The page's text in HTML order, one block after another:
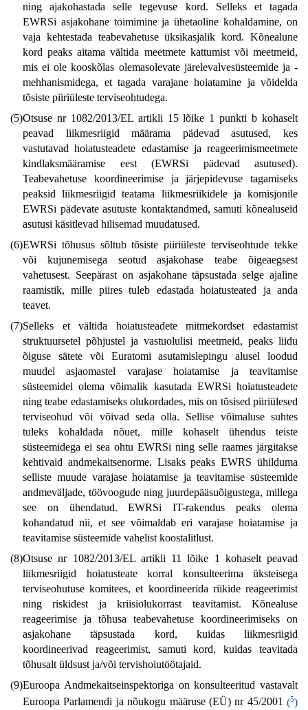
ning ajakohastada selle tegevuse kord. Selleks et tagada
EWRSi asjakohane toimimine ja ühetaoline kohaldamine, on
vaja kehtestada teabevahetuse üksikasjalik kord. Kõnealune
kord peaks aitama vältida meetmete kattumist või meetmeid,
mis ei ole kooskõlas olemasolevate järelevalvesüsteemide ja -
mehhanismidega, et tagada varajane hoiatamine ja võidelda
tõsiste piiriüleste terviseohtudega.
(5)Otsuse nr 1082/2013/EL artikli 15 lõike 1 punkti b kohaselt
peavad liikmesriigid määrama pädevad asutused, kes
vastutavad hoiatusteadete edastamise ja reageerimismeetmete
kindlaksmääramise eest (EWRSi pädevad asutused).
Teabevahetuse koordineerimise ja järjepidevuse tagamiseks
peaksid liikmesriigid teatama liikmesriikidele ja komisjonile
EWRSi pädevate asutuste kontaktandmed, samuti kõnealuseid
asutusi käsitlevad hilisemad muudatused.
(6)EWRSi tõhusus sõltub tõsiste piiriüleste terviseohtude tekke
või kujunemisega seotud asjakohase teabe õigeaegsest
vahetusest. Seepärast on asjakohane täpsustada selge ajaline
raamistik, mille piires tuleb edastada hoiatusteated ja anda
teavet.
(7)Selleks et vältida hoiatusteadete mitmekordset edastamist
struktuursetel põhjustel ja vastuolulisi meetmeid, peaks liidu
õiguse sätete või Euratomi asutamislepingu alusel loodud
muudel asjaomastel varajase hoiatamise ja teavitamise
süsteemidel olema võimalik kasutada EWRSi hoiatusteadete
ning teabe edastamiseks olukordades, mis on tõsised piiriülesed
terviseohud või võivad seda olla. Sellise võimaluse suhtes
tuleks kohaldada nõuet, mille kohaselt ühendus teiste
süsteemidega ei sea ohtu EWRSi ning selle raames järgitakse
kehtivaid andmekaitsenorme. Lisaks peaks EWRS ühilduma
selliste muude varajase hoiatamise ja teavitamise süsteemide
andmeväljade, töövoogude ning juurdepääsuõigustega, millega
see on ühendatud. EWRSi IT-rakendus peaks olema
kohandatud nii, et see võimaldab eri varajase hoiatamise ja
teavitamise süsteemide vahelist koostalitlust.
(8)Otsuse nr 1082/2013/EL artikli 11 lõike 1 kohaselt peavad
liikmesriigid hoiatusteate korral konsulteerima üksteisega
terviseohutuse komitees, et koordineerida riikide reageerimist
ning riskidest ja kriisiolukorrast teavitamist. Kõnealuse
reageerimise ja tõhusa teabevahetuse koordineerimiseks on
asjakohane täpsustada kord, kuidas liikmesriigid
koordineerivad reageerimist, samuti kord, kuidas teavitada
tõhusalt üldsust ja/või tervishoiutöötajaid.
(9)Euroopa Andmekaitseinspektoriga on konsulteeritud vastavalt
Euroopa Parlamendi ja nõukogu määruse (EÜ) nr 45/2001 (5)